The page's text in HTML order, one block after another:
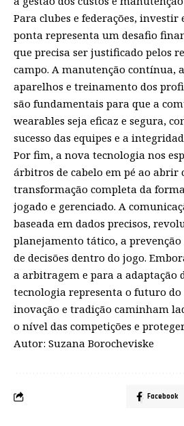
Para clubes e federações, investir
ponta representa um desafio
que precisa ser justificado pelos
campo. A manutenção contínua,
aparelhos e treinamento dos
são fundamentais para que a
wearables seja eficaz e segura,
sucesso das equipes e a
Por fim, a nova tecnologia nos
árbitros de cabelo em pé ao
transformação completa da
jogado e gerenciado. A
baseada em dados precisos,
planejamento tático, a prevenção
de decisões dentro do jogo.
a arbitragem e para a adaptação
tecnologia representa o futuro do
inovação e tradição caminham
o nível das competições e
Autor: Suzana Borocheviske
Facebook